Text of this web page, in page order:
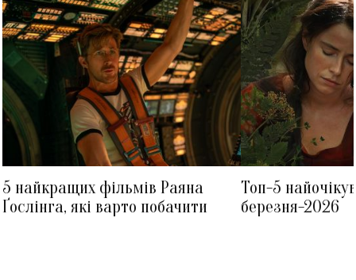
5 найкращих фільмів Раяна
Ґослінга, які варто побачити
Топ-5
березня-2026